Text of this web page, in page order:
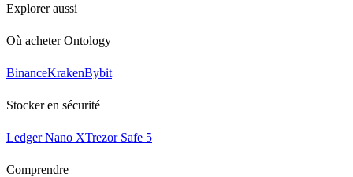
Explorer aussi
Où acheter Ontology
BinanceKrakenBybit
Stocker en sécurité
Ledger Nano XTrezor Safe 5
Comprendre